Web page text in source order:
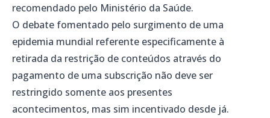
recomendado pelo Ministério da Saúde.
O debate fomentado pelo surgimento de uma
epidemia mundial referente especificamente à
retirada da restrição de conteúdos através do
pagamento de uma subscrição não deve ser
restringido somente aos presentes
acontecimentos, mas sim incentivado desde já.